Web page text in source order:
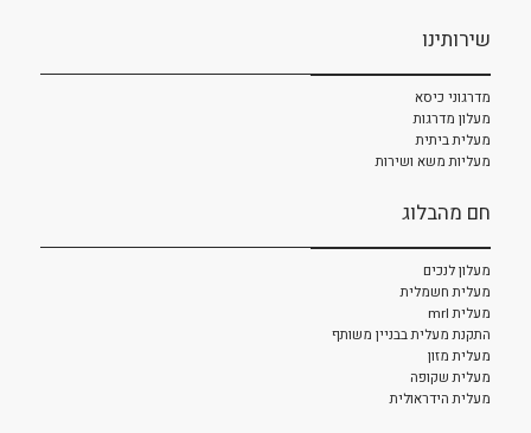
שירותינו
מדרגוני כיסא
מעלון מדרגות
מעלית ביתית
מעליות משא ושירות
חם מהבלוג
מעלון לנכים
מעלית חשמלית
מעלית mrl
התקנת מעלית בבניין משותף
מעלית מזון
מעלית שקופה
מעלית הידראולית